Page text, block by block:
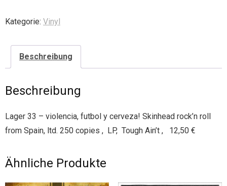
Kategorie: Vinyl
Beschreibung
Beschreibung
Lager 33 – violencia, futbol y cerveza! Skinhead rock’n roll
from Spain, ltd. 250 copies , LP, Tough Ain’t , 12,50 €
Ähnliche Produkte